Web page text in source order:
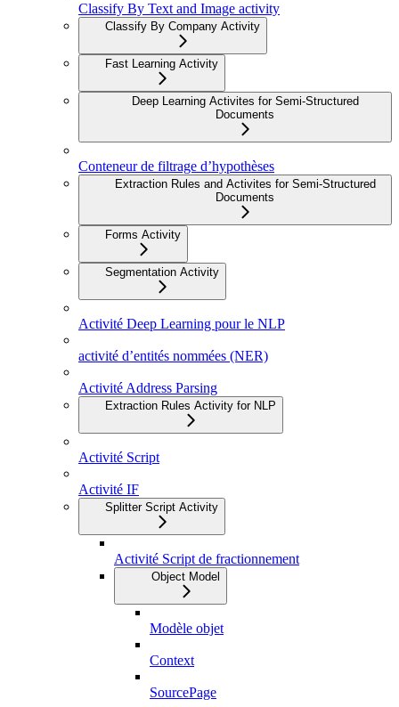
Classify By Text and Image activity
Classify By Company Activity
Fast Learning Activity
Deep Learning Activites for Semi-Structured
Documents
Conteneur de filtrage d’hypothèses
Extraction Rules and Activites for Semi-Structured
Documents
Forms Activity
Segmentation Activity
Activité Deep Learning pour le NLP
activité d’entités nommées (NER)
Activité Address Parsing
Extraction Rules Activity for NLP
Activité Script
Activité IF
Splitter Script Activity
Activité Script de fractionnement
Object Model
Modèle objet
Context
SourcePage